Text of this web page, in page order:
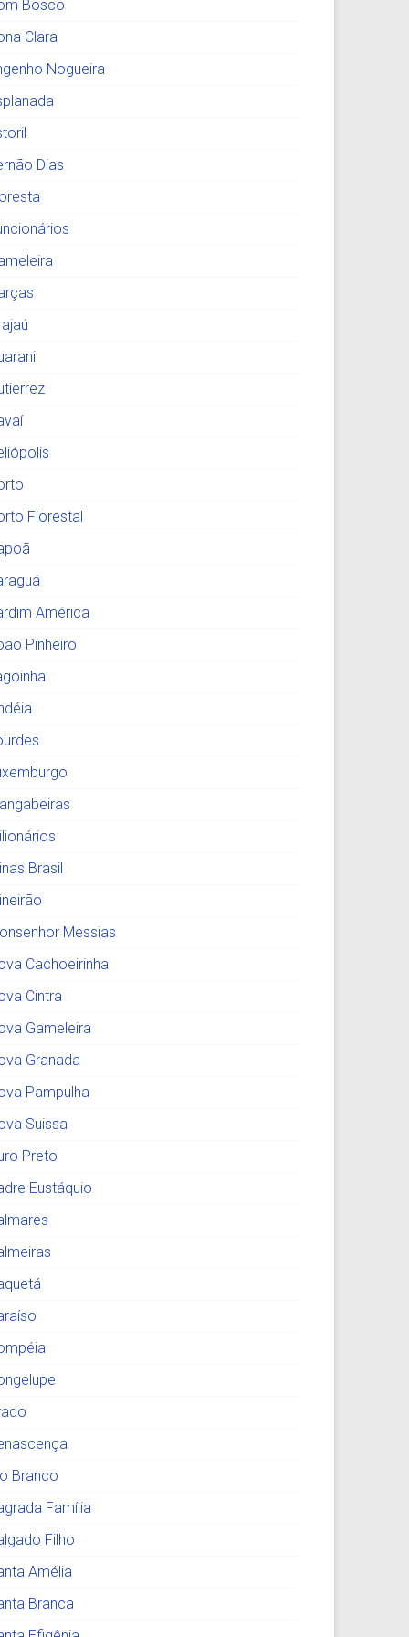
Bosco
Clara
Nogueira
Dias
Florestal
América
Pinheiro
Brasil
Messias
Cachoeirinha
Cintra
Gameleira
Granada
Pampulha
Suissa
Preto
Eustáquio
Branco
Família
Filho
Amélia
Branca